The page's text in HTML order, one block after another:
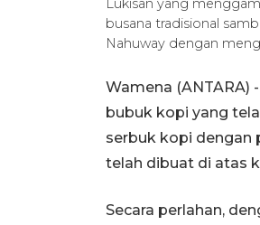
Lukisan yang
busana tradisional
Nahuway dengan
Wamena (ANTARA)
bubuk kopi yang
serbuk kopi dengan
telah dibuat di atas
Secara perlahan,